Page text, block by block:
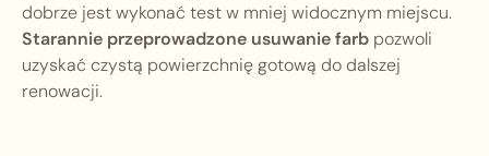
dobrze jest wykonać test w mniej widocznym miejscu.
Starannie przeprowadzone usuwanie farb pozwoli
uzyskać czystą powierzchnię gotową do dalszej
renowacji.